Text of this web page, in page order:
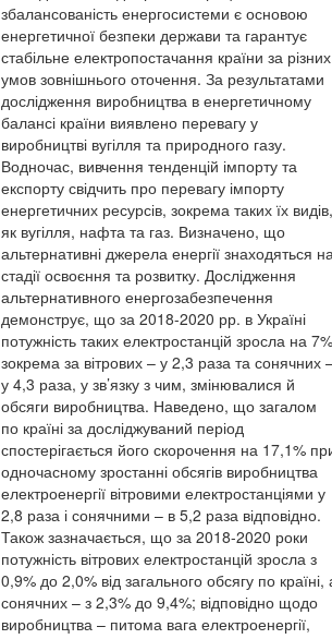
збалансованість енергосистеми є основою
енергетичної безпеки держави та гарантує
стабільне електропостачання країни за різних
умов зовнішнього оточення. За результатами
дослідження виробництва в енергетичному
балансі країни виявлено перевагу у
виробництві вугілля та природного газу.
Водночас, вивчення тенденцій імпорту та
експорту свідчить про перевагу імпорту
енергетичних ресурсів, зокрема таких їх видів,
як вугілля, нафта та газ. Визначено, що
альтернативні джерела енергії знаходяться
стадії освоєння та розвитку. Дослідження
альтернативного енергозабезпечення
демонструє, що за 2018-2020 рр. в Україні
потужність таких електростанцій зросла на
зокрема за вітрових – у 2,3 раза та сонячних
у 4,3 раза, у зв’язку з чим, змінювалися й
обсяги виробництва. Наведено, що загалом
по країні за досліджуваний період
спостерігається його скорочення на 17,1%
одночасному зростанні обсягів виробництва
електроенергії вітровими електростанціями у
2,8 раза і сонячними – в 5,2 раза відповідно.
Також зазначається, що за 2018-2020 роки
потужність вітрових електростанцій зросла з
0,9% до 2,0% від загального обсягу по країні,
сонячних – з 2,3% до 9,4%; відповідно щодо
виробництва – питома вага електроенергії,